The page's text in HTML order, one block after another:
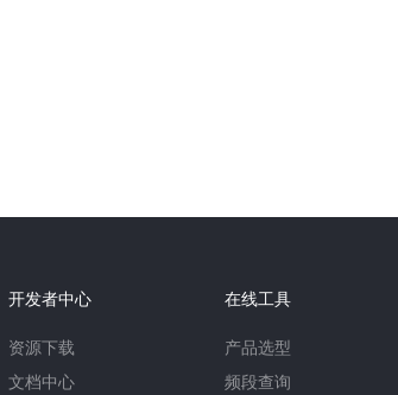
开发者中心
资源下载
文档中心
在线工具
产品选型
频段查询